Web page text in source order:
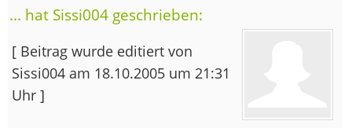
... hat Sissi004 geschrieben:
[ Beitrag wurde editiert von
Sissi004 am 18.10.2005 um 21:31
Uhr ]